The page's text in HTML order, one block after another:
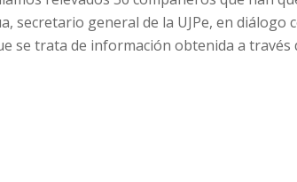
secretario general de la UJPe, en diálogo
se trata de información obtenida a través